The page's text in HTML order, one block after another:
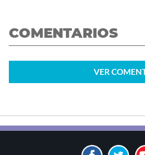
COMENTARIOS
VER